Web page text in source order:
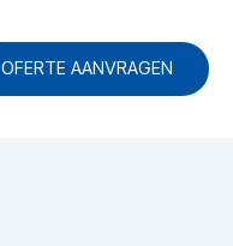
OFERTE AANVRAGEN